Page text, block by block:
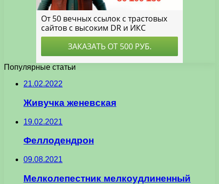
Популярные статьи
21.02.2022
Живучка женевская
19.02.2021
Феллодендрон
09.08.2021
Мелколепестник мелкоудлиненный